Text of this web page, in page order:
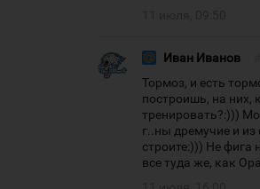
Иван Иванов
Тормоз, и есть
построишь, на них,
тренировать?:)))
г..ны дремучие и из
строите:))) Не фига
все туда же, как